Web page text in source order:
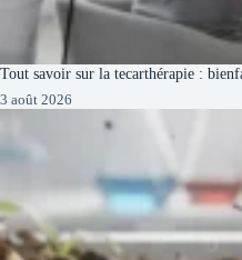
Tout savoir sur la tecarthérapie :
3 août 2026